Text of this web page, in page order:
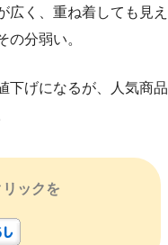
広く、重ね着しても見え
の分弱い。
下げになるが、人気商品
ックを